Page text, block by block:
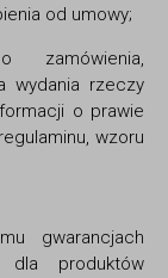
od umowy;
zamówienia,
wydania rzeczy
o prawie
wzoru
gwarancjach
produktów